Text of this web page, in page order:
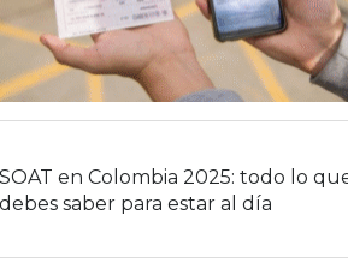
SOAT en Colombia 2025: todo lo
debes saber para estar al día